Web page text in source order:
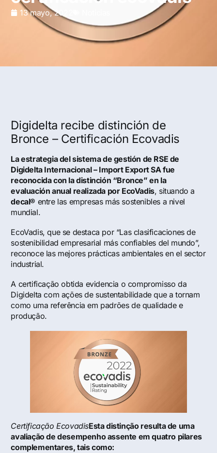
13 mayo, 2022
Digidelta recibe distinción de
Bronce – Certificación Ecovadis
La estrategia del sistema de gestión de RSE de
Digidelta Internacional – Import Export SA fue
reconocida con la distinción “Bronce” en la
evaluación anual realizada por EcoVadis, situando a
decal® entre las empresas más sostenibles a nivel
mundial.
EcoVadis, que se destaca por “Las clasificaciones de
sostenibilidad empresarial más confiables del mundo”,
reconoce las mejores prácticas ambientales en el sector
industrial.
A certificação obtida evidencia o compromisso da
Digidelta com ações de sustentabilidade que a tornam
como uma referência em padrões de qualidade e
produção.
Certificação EcovadisEsta distinção resulta de uma
avaliação de desempenho assente em quatro pilares
complementares, tais como: